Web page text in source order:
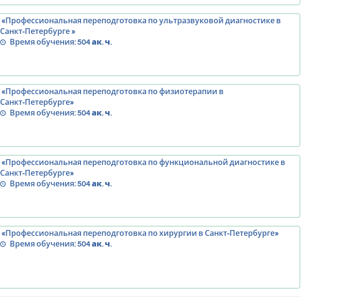
«Профессиональная переподготовка по ультразвуковой диагностике в
Санкт‑Петербурге »
Время обучения:504 ак. ч.
«Профессиональная переподготовка по физиотерапии в
Санкт‑Петербурге»
Время обучения:504 ак. ч.
«Профессиональная переподготовка по функциональной диагностике в
Санкт‑Петербурге»
Время обучения:504 ак. ч.
«Профессиональная переподготовка по хирургии в Санкт‑Петербурге»
Время обучения:504 ак. ч.